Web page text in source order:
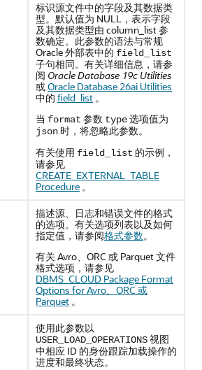
标识源文件中的字段及其数据类
型。默认值为 NULL，表示字段
及其数据类型由 column_list 参
数确定。此参数的语法与常规
Oracle 外部表中的 field_list
子句相同。有关详细信息，请参
阅 Oracle Database 19c Utilities
或Oracle Database 26ai Utilities
中的 field_list 。
当 format 参数 type选项值为
json 时，将忽略此参数。
有关使用 field_list 的示例，
请参见
CREATE_EXTERNAL_TABLE
Procedure 。
描述源、日志和错误文件的格式
的选项。有关选项列表以及如何
指定值，请参阅格式参数。
有关 Avro、ORC 或 Parquet 文件
格式选项，请参见
DBMS_CLOUD Package Format
Options for Avro、ORC 或
Parquet 。
使用此参数以
USER_LOAD_OPERATIONS视图
中相应 ID 的身份跟踪加载操作的
进度和最终状态。